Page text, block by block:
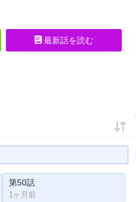
最新話を読む
第50話
1ヶ月前